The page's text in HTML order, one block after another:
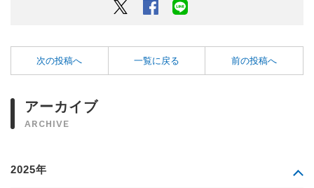
Twitter Facebook
次の投稿へ 一覧に戻る 前の投稿へ
アーカイブ
ARCHIVE
2025年